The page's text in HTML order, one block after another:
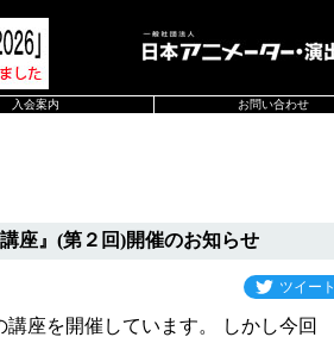
入会案内 お問い合わせ
座』(第２回)開催のお知らせ
ツイート
座を開催しています。 しかし今回